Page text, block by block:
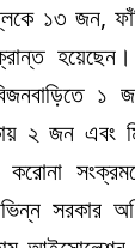
১৩ জন,
১
২ জন এবং
সরকার